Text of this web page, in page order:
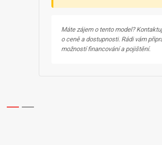
Máte zájem o tento model?
o ceně a dostupnosti. Rádi vám
možností financování a pojištění.